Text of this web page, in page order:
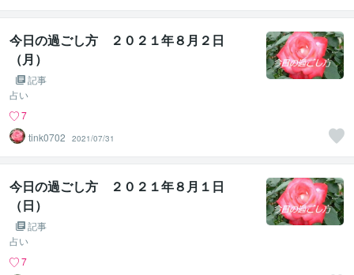
今日の過ごし方 ２０２１年８月２日
（月）
記事
占い
7
tink0702
2021/07/31
今日の過ごし方 ２０２１年８月１日
（日）
記事
占い
7